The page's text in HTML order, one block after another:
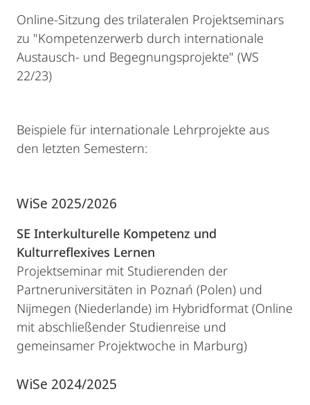
Online-Sitzung des trilateralen Projektseminars
zu "Kompetenzerwerb durch internationale
Austausch- und Begegnungsprojekte" (WS
22/23)
Beispiele für internationale Lehrprojekte aus
den letzten Semestern:
WiSe 2025/2026
SE Interkulturelle Kompetenz und
Kulturreflexives Lernen
Projektseminar mit Studierenden der
Partneruniversitäten in Poznań (Polen) und
Nijmegen (Niederlande) im Hybridformat (Online
mit abschließender Studienreise und
gemeinsamer Projektwoche in Marburg)
WiSe 2024/2025